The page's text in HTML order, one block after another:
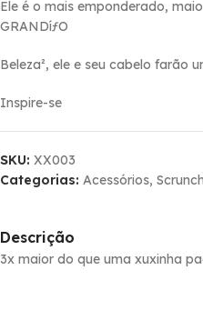
Ele é o mais emponderado,
GRANDíƒO
Beleza², ele e seu cabelo farão
Inspire-se
SKU: XX003
Categorias: Acessórios,
Descrição
3x maior do que uma xuxinha